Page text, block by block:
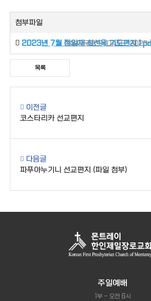
첨부파일
2023년 7월 정일재 최선옥 기도편지
0회 다운로드 | DATE :
목록
이전글
코스타리카 선교편지
다음글
파푸아누기니 선교편지 (파일 첨부)
주일예배
1부 - 오전 8시